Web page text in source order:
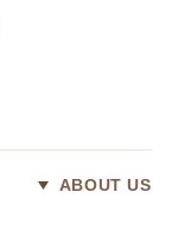
ABOUT US